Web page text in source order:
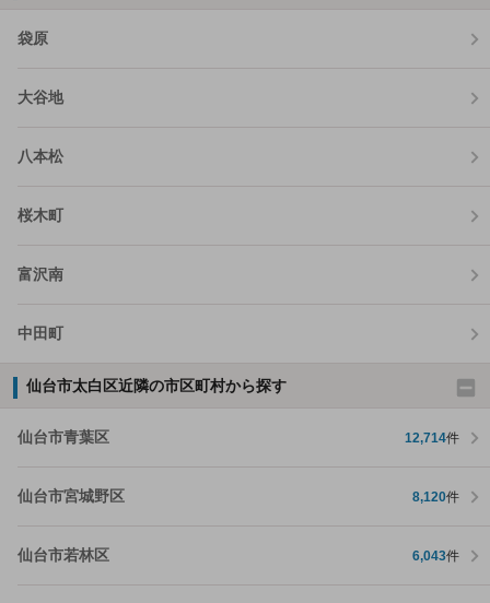
袋原
大谷地
八本松
桜木町
富沢南
中田町
仙台市太白区近隣の市区町村から探す
仙台市青葉区 12,714件
仙台市宮城野区 8,120件
仙台市若林区 6,043件